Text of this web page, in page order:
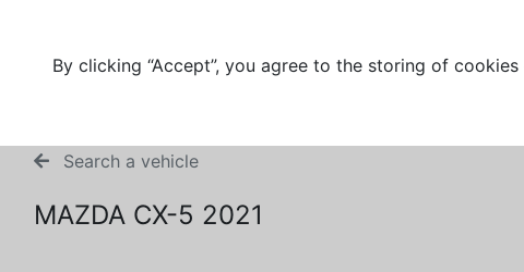
By clicking “Accept”, you agree to the storing of
Search a vehicle
MAZDA CX-5 2021